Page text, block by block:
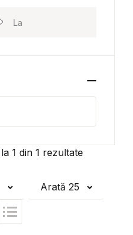
la 1 din 1 rezultate
Arată 25